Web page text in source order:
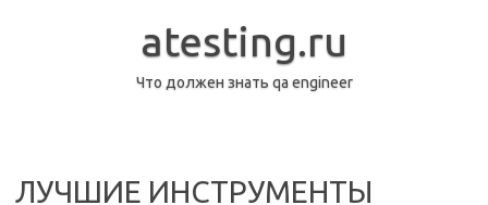
atesting.ru
Что должен знать qa engineer
ЛУЧШИЕ ИНСТРУМЕНТЫ